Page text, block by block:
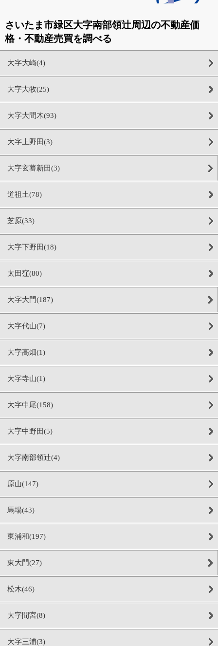
さいたま市緑区大字南部領辻周辺の不動産価
格・不動産売買を調べる
大字大崎(4)
大字大牧(25)
大字大間木(93)
大字上野田(3)
大字玄蕃新田(3)
道祖土(78)
芝原(33)
大字下野田(18)
太田窪(80)
大字大門(187)
大字代山(7)
大字高畑(1)
大字寺山(1)
大字中尾(158)
大字中野田(5)
大字南部領辻(4)
原山(147)
馬場(43)
東浦和(197)
東大門(27)
松木(46)
大字間宮(8)
大字三浦(3)